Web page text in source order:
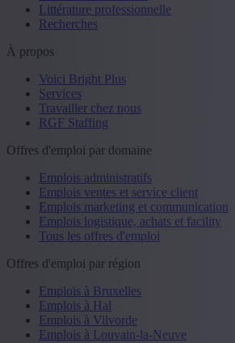
Littérature professionnelle
Recherches
À propos
Voici Bright Plus
Services
Travailler chez nous
RGF Staffing
Offres d'emploi par domaine
Emplois administratifs
Emplois ventes et service client
Emplois marketing et communication
Emplois logistique, achats et facility
Tous les offres d'emploi
Offres d'emploi par région
Emplois à Bruxelles
Emplois à Hal
Emplois à Vilvorde
Emplois à Louvain-la-Neuve